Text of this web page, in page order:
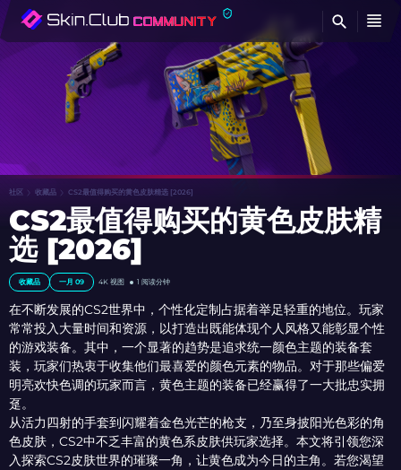
社区 收藏品 CS2最值得购买的黄色皮肤精选 [2026]
CS2最值得购买的黄色皮肤精
选 [2026]
收藏品 一月 09 4K 视图 1 阅读分钟
在不断发展的CS2世界中，个性化定制占据着举足轻重的地位。玩家
常常投入大量时间和资源，以打造出既能体现个人风格又能彰显个性
的游戏装备。其中，一个显著的趋势是追求统一颜色主题的装备套
装，玩家们热衷于收集他们最喜爱的颜色元素的物品。对于那些偏爱
明亮欢快色调的玩家而言，黄色主题的装备已经赢得了一大批忠实拥
趸。
从活力四射的手套到闪耀着金色光芒的枪支，乃至身披阳光色彩的角
色皮肤，CS2中不乏丰富的黄色系皮肤供玩家选择。本文将引领您深
入探索CS2皮肤世界的璀璨一角，让黄色成为今日的主角。若您渴望